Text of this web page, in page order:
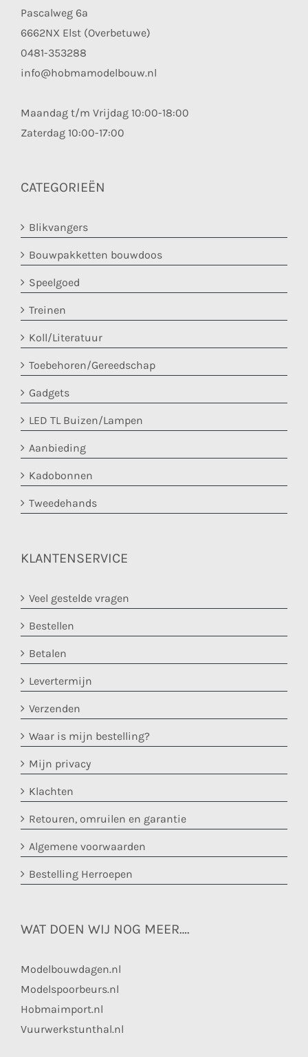
Pascalweg 6a
6662NX Elst (Overbetuwe)
0481-353288
info@hobmamodelbouw.nl
Maandag t/m Vrijdag 10:00-18:00
Zaterdag 10:00-17:00
CATEGORIEËN
Blikvangers
Bouwpakketten bouwdoos
Speelgoed
Treinen
Koll/Literatuur
Toebehoren/Gereedschap
Gadgets
LED TL Buizen/Lampen
Aanbieding
Kadobonnen
Tweedehands
KLANTENSERVICE
Veel gestelde vragen
Bestellen
Betalen
Levertermijn
Verzenden
Waar is mijn bestelling?
Mijn privacy
Klachten
Retouren, omruilen en garantie
Algemene voorwaarden
Bestelling Herroepen
WAT DOEN WIJ NOG MEER….
Modelbouwdagen.nl
Modelspoorbeurs.nl
Hobmaimport.nl
Vuurwerkstunthal.nl